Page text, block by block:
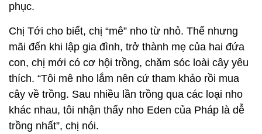
phục.
Chị Tới cho biết, chị “mê” nho từ nhỏ. Thế nhưng
mãi đến khi lập gia đình, trở thành mẹ của hai đứa
con, chị mới có cơ hội trồng, chăm sóc loài cây yêu
thích. “Tôi mê nho lắm nên cứ tham khảo rồi mua
cây về trồng. Sau nhiều lần trồng qua các loại nho
khác nhau, tôi nhận thấy nho Eden của Pháp là dễ
trồng nhất”, chị nói.